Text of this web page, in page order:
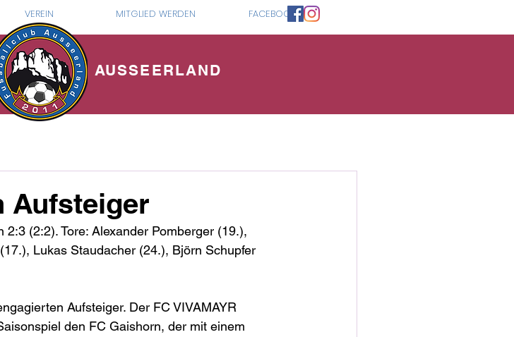
VEREIN MITGLIED WERDEN FACEBOOK
AUSSEERLAND
Aufsteiger
(2:2). Tore: Alexander Pomberger (19.),
Lukas Staudacher (24.), Björn Schupfer
Aufsteiger. Der FC VIVAMAYR
den FC Gaishorn, der mit einem